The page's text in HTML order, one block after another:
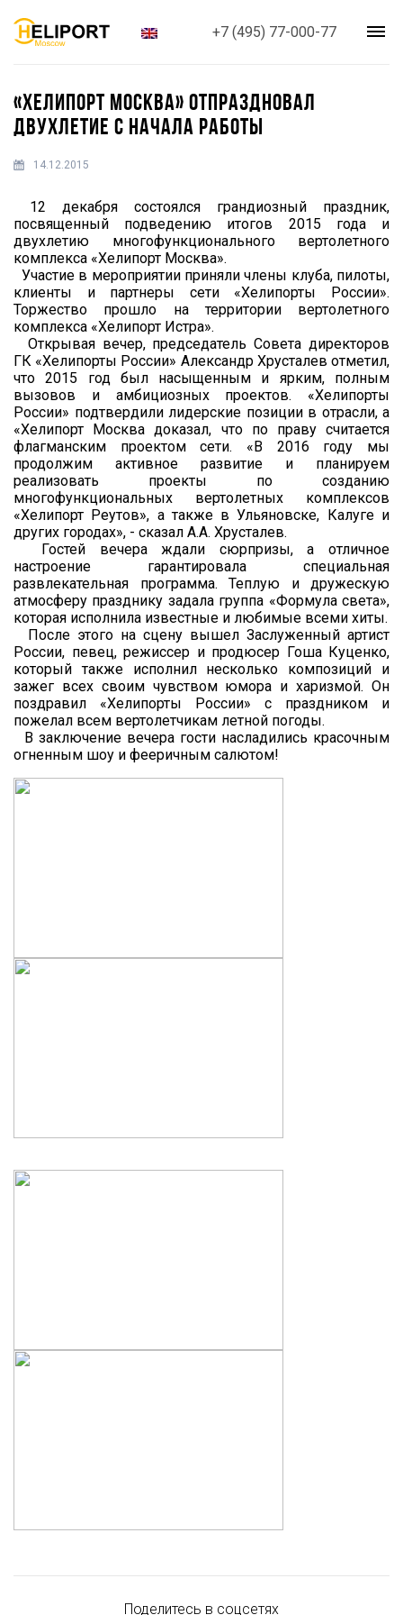
+7 (495) 77-000-77
«ХЕЛИПОРТ МОСКВА» ОТПРАЗДНОВАЛ
ДВУХЛЕТИЕ С НАЧАЛА РАБОТЫ
14.12.2015
12 декабря состоялся грандиозный праздник,
посвященный подведению итогов 2015 года и
двухлетию многофункционального вертолетного
комплекса «Хелипорт Москва».
Участие в мероприятии приняли члены клуба, пилоты,
клиенты и партнеры сети «Хелипорты России».
Торжество прошло на территории вертолетного
комплекса «Хелипорт Истра».
Открывая вечер, председатель Совета директоров
ГК «Хелипорты России» Александр Хрусталев отметил,
что 2015 год был насыщенным и ярким, полным
вызовов и амбициозных проектов. «Хелипорты
России» подтвердили лидерские позиции в отрасли, а
«Хелипорт Москва доказал, что по праву считается
флагманским проектом сети. «В 2016 году мы
продолжим активное развитие и планируем
реализовать проекты по созданию
многофункциональных вертолетных комплексов
«Хелипорт Реутов», а также в Ульяновске, Калуге и
других городах», - сказал А.А. Хрусталев.
Гостей вечера ждали сюрпризы, а отличное
настроение гарантировала специальная
развлекательная программа. Теплую и дружескую
атмосферу празднику задала группа «Формула света»,
которая исполнила известные и любимые всеми хиты.
После этого на сцену вышел Заслуженный артист
России, певец, режиссер и продюсер Гоша Куценко,
который также исполнил несколько композиций и
зажег всех своим чувством юмора и харизмой. Он
поздравил «Хелипорты России» с праздником и
пожелал всем вертолетчикам летной погоды.
В заключение вечера гости насладились красочным
огненным шоу и фееричным салютом!
Поделитесь в соцсетях